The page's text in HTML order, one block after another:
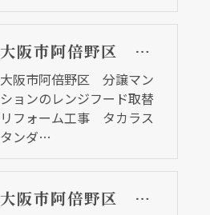
大阪市阿倍野区 分譲マンションのレンジフード取替リフォーム工事 タカラスタンダード
大阪市阿倍野区 分譲マン
ションのレンジフード取替
リフォーム工事 タカラス
タンダ…
大阪市阿倍野区 分譲マンションのトイレ取替リフォーム工事 ピュアレストＭＲ